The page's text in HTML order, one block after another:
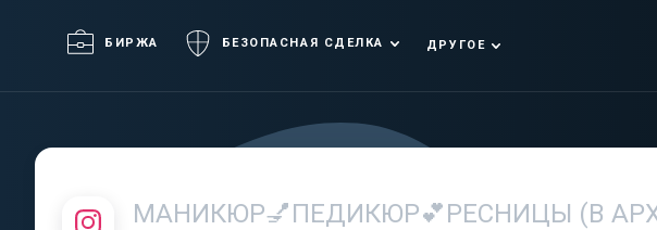
БИРЖА БЕЗОПАСНАЯ СДЕЛКА ДРУГОЕ
МАНИКЮР💅ПЕДИКЮР💕РЕСНИЦЫ (В